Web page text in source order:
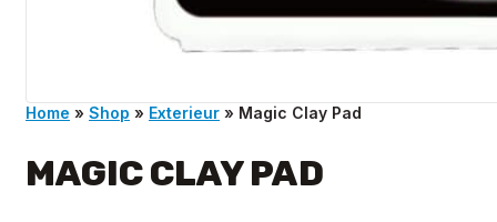
Home » Shop » Exterieur » Magic Clay Pad
MAGIC CLAY PAD